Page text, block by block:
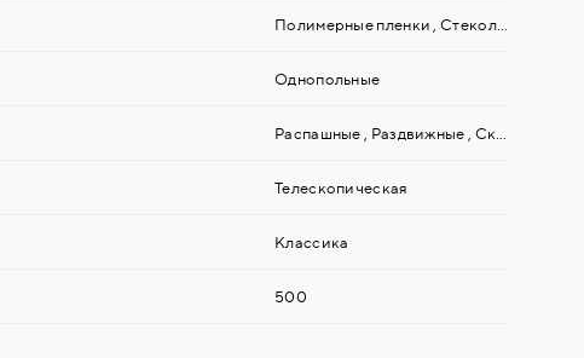
Полимерные пленки Стекольные (зеркальные) материалы
Однопольные
Распашные Раздвижные Складные "Книжка"
Телескопическая
Классика
500